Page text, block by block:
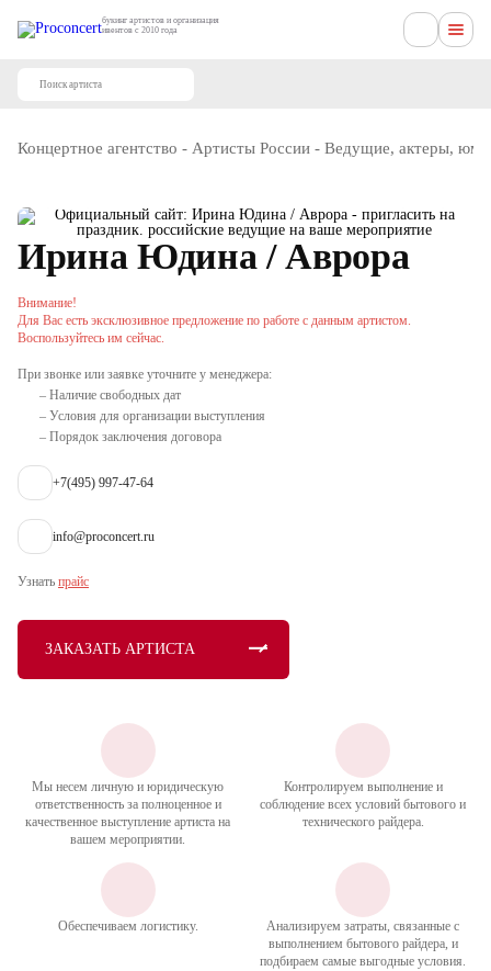
букинг артистов и организация
ивентов с 2010 года
Концертное агентство - Артисты России - Ведущие, актеры,
Ирина Юдина / Аврора
Внимание!
Для Вас есть эксклюзивное предложение по работе с данным артистом.
Воспользуйтесь им сейчас.
При звонке или заявке уточните у менеджера:
– Наличие свободных дат
– Условия для организации выступления
– Порядок заключения договора
+7(495) 997-47-64
info@proconcert.ru
Узнать прайс
ЗАКАЗАТЬ АРТИСТА
Мы несем личную и юридическую
ответственность за полноценное и
качественное выступление артиста на
вашем мероприятии.
Контролируем выполнение и
соблюдение всех условий бытового и
технического райдера.
Обеспечиваем логистику.
Анализируем затраты, связанные с
выполнением бытового райдера, и
подбираем самые выгодные условия.